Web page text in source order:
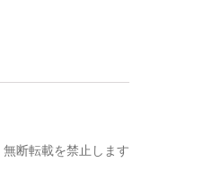
無断転載を禁止します